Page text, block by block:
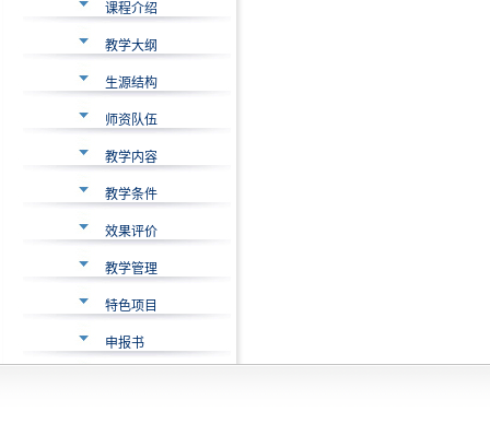
课程介绍
教学大纲
生源结构
师资队伍
教学内容
教学条件
效果评价
教学管理
特色项目
申报书